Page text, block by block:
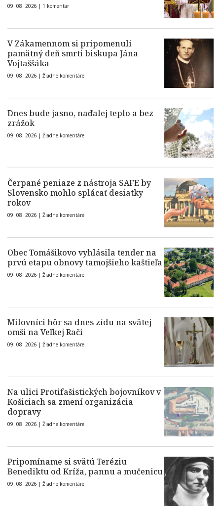
09. 08. 2026 | 1 komentár
V Zákamennom si pripomenuli
pamätný deň smrti biskupa Jána
Vojtaššáka
09. 08. 2026 | Žiadne komentáre
Dnes bude jasno, naďalej teplo a bez
zrážok
09. 08. 2026 | Žiadne komentáre
Čerpané peniaze z nástroja SAFE by
Slovensko mohlo splácať desiatky
rokov
09. 08. 2026 | Žiadne komentáre
Obec Tomášikovo vyhlásila tender na
prvú etapu obnovy tamojšieho kaštieľa
09. 08. 2026 | Žiadne komentáre
Milovníci hôr sa dnes zídu na svätej
omši na Veľkej Rači
09. 08. 2026 | Žiadne komentáre
Na ulici Protifašistických bojovníkov v
Košiciach sa zmení organizácia
dopravy
09. 08. 2026 | Žiadne komentáre
Pripomíname si svätú Teréziu
Benediktu od Kríža, pannu a mučenicu
09. 08. 2026 | Žiadne komentáre